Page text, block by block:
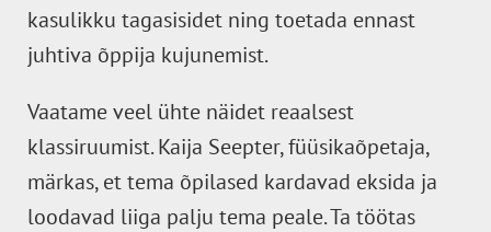
kasulikku tagasisidet ning toetada ennast
juhtiva õppija kujunemist.
Vaatame veel ühte näidet reaalsest
klassiruumist. Kaija Seepter, füüsikaõpetaja,
märkas, et tema õpilased kardavad eksida ja
loodavad liiga palju tema peale. Ta töötas